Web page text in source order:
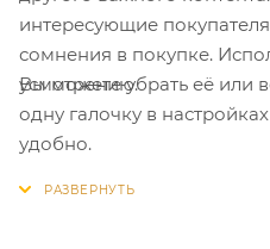
интересующие
сомнения в покупке.
усмотрению.
Вы можете убрать её или
одну галочку в
удобно.